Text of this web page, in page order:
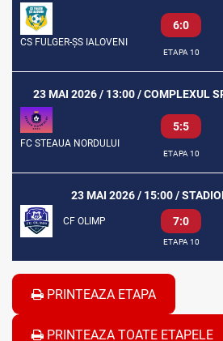
CS FULGER-ȘS IALOVENI
6:0
ETAPA 10
23 MAI 2026 / 13:00 / COMPLEXUL
FC STEAUA NORDULUI
5:5
ETAPA 10
23 MAI 2026 / 15:00 /
CF OLIMP 7:0
ETAPA 10
PRINTEAZA ETAPA
PRINTEAZA TOATE ETAPELE